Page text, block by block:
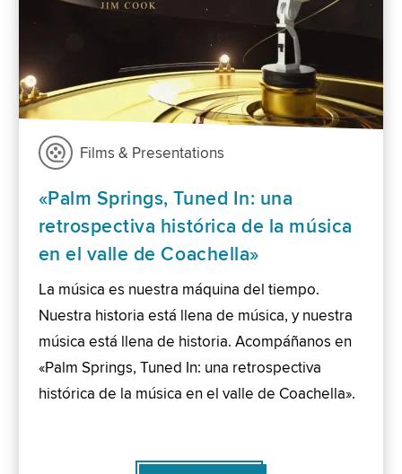
Films & Presentations
«Palm Springs, Tuned In: una
retrospectiva histórica de la música
en el valle de Coachella»
La música es nuestra máquina del tiempo.
Nuestra historia está llena de música, y nuestra
música está llena de historia. Acompáñanos en
«Palm Springs, Tuned In: una retrospectiva
histórica de la música en el valle de Coachella».